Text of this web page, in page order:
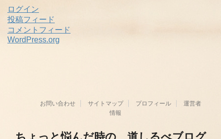
ログイン
投稿フィード
コメントフィード
WordPress.org
お問い合わせ サイトマップ プロフィール
運営者
情報